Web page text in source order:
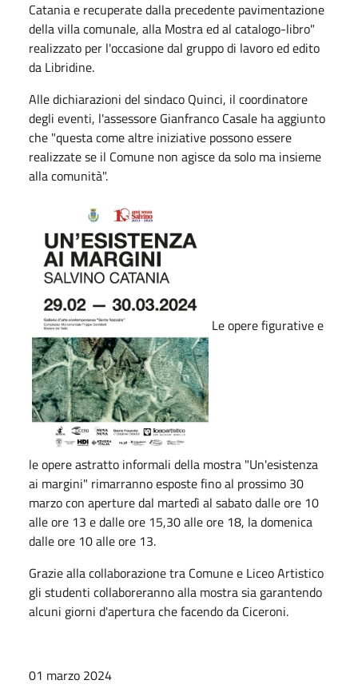
Catania e recuperate dalla precedente pavimentazione
della villa comunale, alla Mostra ed al catalogo-libro"
realizzato per l'occasione dal gruppo di lavoro ed edito
da Libridine.
Alle dichiarazioni del sindaco Quinci, il coordinatore
degli eventi, l'assessore Gianfranco Casale ha aggiunto
che "questa come altre iniziative possono essere
realizzate se il Comune non agisce da solo ma insieme
alla comunità".
Le opere figurative e
le opere astratto informali della mostra "Un'esistenza
ai margini" rimarranno esposte fino al prossimo 30
marzo con aperture dal martedì al sabato dalle ore 10
alle ore 13 e dalle ore 15,30 alle ore 18, la domenica
dalle ore 10 alle ore 13.
Grazie alla collaborazione tra Comune e Liceo Artistico
gli studenti collaboreranno alla mostra sia garantendo
alcuni giorni d'apertura che facendo da Ciceroni.
01 marzo 2024